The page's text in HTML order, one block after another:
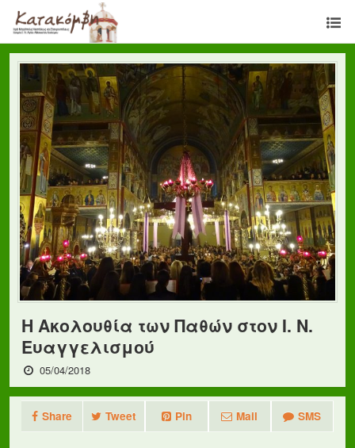
Η Ακολουθία των Παθών στον Ι. Ν.
Ευαγγελισμού
05/04/2018
Share Tweet Pin Mail SMS